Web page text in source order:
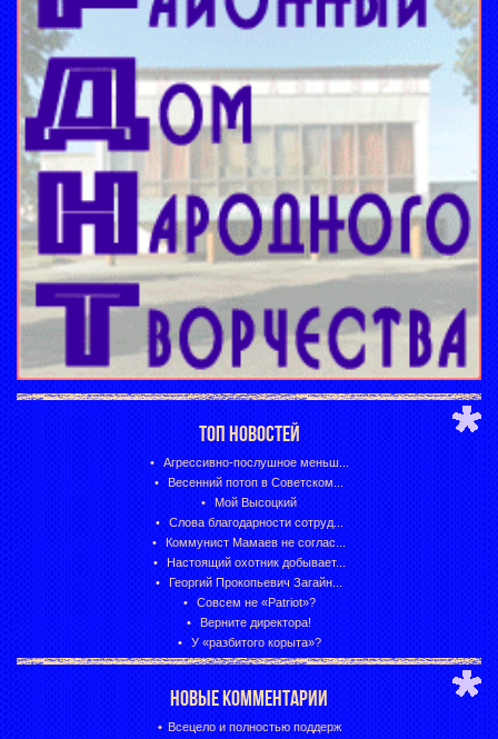
ТОП НОВОСТЕЙ
Агрессивно-послушное меньш...
Весенний потоп в Советском...
Мой Высоцкий
Слова благодарности сотруд...
Коммунист Мамаев не соглас...
Настоящий охотник добывает...
Георгий Прокопьевич Загайн...
Совсем не «Patriot»?
Верните директора!
У «разбитого корыта»?
НОВЫЕ КОММЕНТАРИИ
Всецело и полностью поддерж